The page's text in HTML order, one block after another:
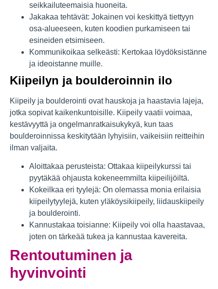
seikkailuteemaisia huoneita.
Jakakaa tehtävät: Jokainen voi keskittyä tiettyyn
osa-alueeseen, kuten koodien purkamiseen tai
esineiden etsimiseen.
Kommunikoikaa selkeästi: Kertokaa löydöksistänne
ja ideoistanne muille.
Kiipeilyn ja boulderoinnin ilo
Kiipeily ja boulderointi ovat hauskoja ja haastavia lajeja,
jotka sopivat kaikenkuntoisille. Kiipeily vaatii voimaa,
kestävyyttä ja ongelmanratkaisukykyä, kun taas
boulderoinnissa keskitytään lyhyisiin, vaikeisiin reitteihin
ilman valjaita.
Aloittakaa perusteista: Ottakaa kiipeilykurssi tai
pyytäkää ohjausta kokeneemmilta kiipeilijöiltä.
Kokeilkaa eri tyylejä: On olemassa monia erilaisia
kiipeilytyylejä, kuten yläköysikiipeily, liidauskiipeily
ja boulderointi.
Kannustakaa toisianne: Kiipeily voi olla haastavaa,
joten on tärkeää tukea ja kannustaa kavereita.
Rentoutuminen ja
hyvinvointi